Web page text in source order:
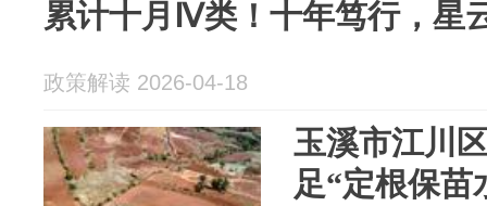
累计十月Ⅳ类！十年笃行，星
政策解读 2026-04-18
玉溪市江川
足“定根保苗